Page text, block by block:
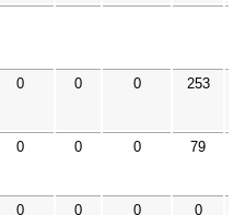
0 0 0 253
0 0 0 79
0 0 0 0